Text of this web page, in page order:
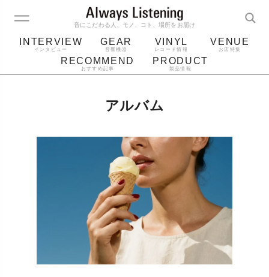
音にこだわる人、モノ、コト、場所をお届け
INTERVIEW
インタビュー
GEAR
音響機器
VINYL
レコード情報
VENUE
お店特集
RECOMMEND
おすすめ記事
PRODUCT
製品情報
bluetooth
アルバム